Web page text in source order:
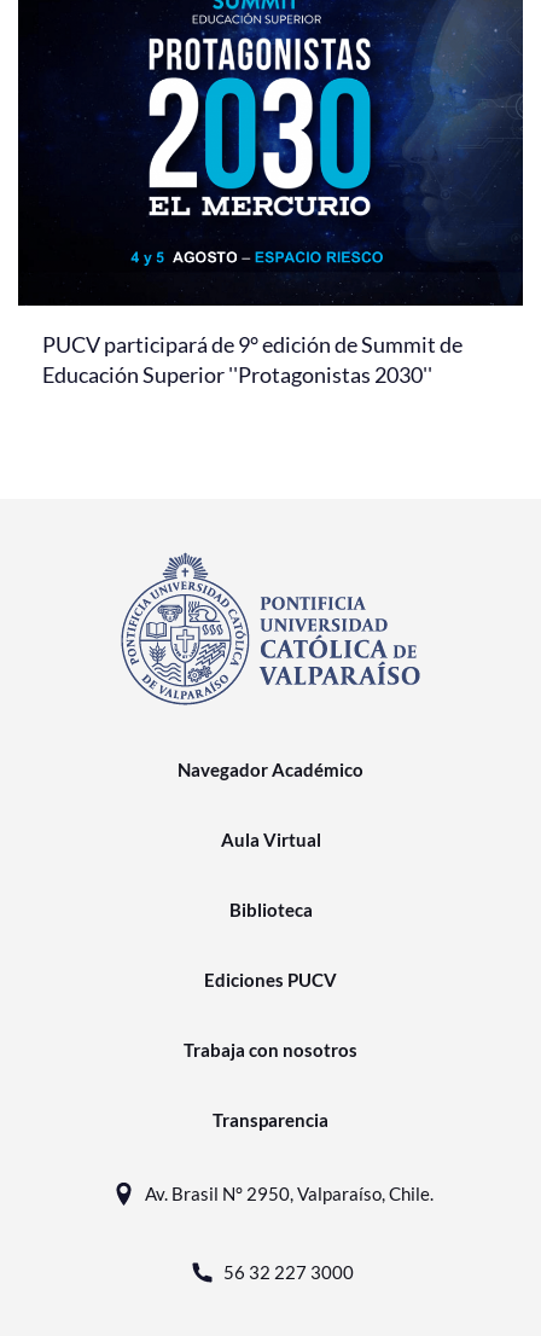
PUCV participará de 9° edición de Summit de
Educación Superior ''Protagonistas 2030''
Navegador Académico
Aula Virtual
Biblioteca
Ediciones PUCV
Trabaja con nosotros
Transparencia
Av. Brasil N° 2950, Valparaíso, Chile.
56 32 227 3000